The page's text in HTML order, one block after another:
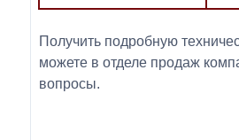
Получить подробную
можете в отделе продаж
вопросы.